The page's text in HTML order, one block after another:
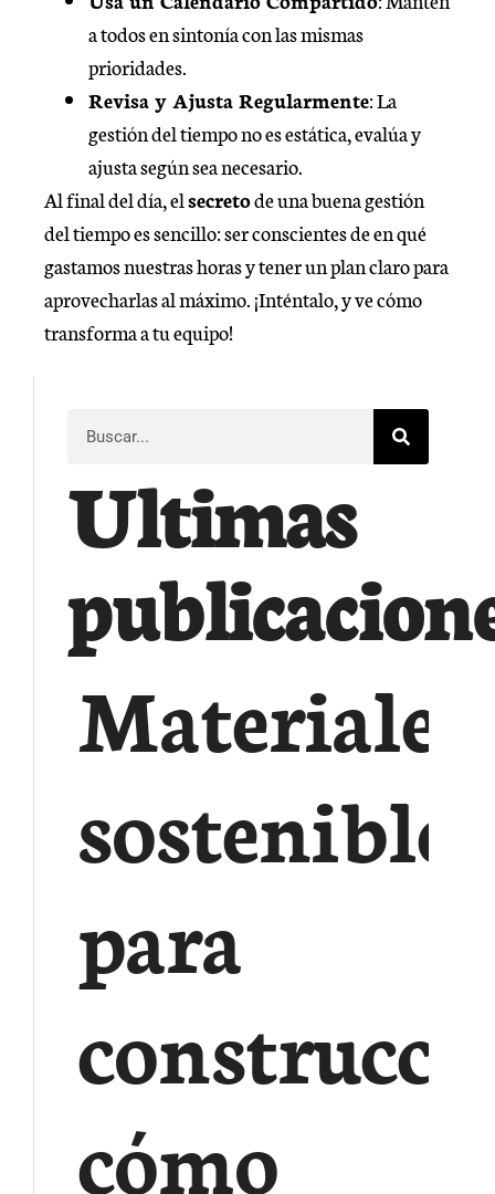
a todos en sintonía con las mismas
prioridades.
Revisa y Ajusta Regularmente: La
gestión del tiempo no es estática, evalúa y
ajusta según sea necesario.
Al final del día, elsecretode una buena gestión
del tiempo es sencillo: ser conscientes de en qué
gastamos nuestras horas y tener un plan claro para
aprovecharlas al máximo. ¡Inténtalo, y ve cómo
transforma a tu equipo!
Ultimas
Materiales
sostenibles
para
cómo